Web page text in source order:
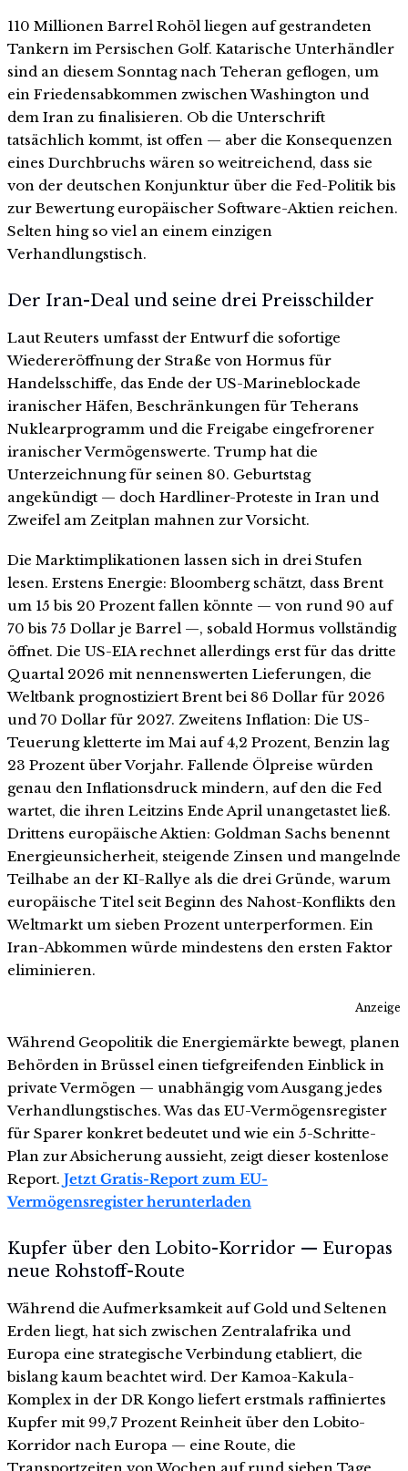
110 Millionen Barrel Rohöl liegen auf gestrandeten
Tankern im Persischen Golf. Katarische Unterhändler
sind an diesem Sonntag nach Teheran geflogen, um
ein Friedensabkommen zwischen Washington und
dem Iran zu finalisieren. Ob die Unterschrift
tatsächlich kommt, ist offen — aber die Konsequenzen
eines Durchbruchs wären so weitreichend, dass sie
von der deutschen Konjunktur über die Fed-Politik bis
zur Bewertung europäischer Software-Aktien reichen.
Selten hing so viel an einem einzigen
Verhandlungstisch.
Der Iran-Deal und seine drei Preisschilder
Laut Reuters umfasst der Entwurf die sofortige
Wiedereröffnung der Straße von Hormus für
Handelsschiffe, das Ende der US-Marineblockade
iranischer Häfen, Beschränkungen für Teherans
Nuklearprogramm und die Freigabe eingefrorener
iranischer Vermögenswerte. Trump hat die
Unterzeichnung für seinen 80. Geburtstag
angekündigt — doch Hardliner-Proteste in Iran und
Zweifel am Zeitplan mahnen zur Vorsicht.
Die Marktimplikationen lassen sich in drei Stufen
lesen. Erstens Energie: Bloomberg schätzt, dass Brent
um 15 bis 20 Prozent fallen könnte — von rund 90 auf
70 bis 75 Dollar je Barrel —, sobald Hormus vollständig
öffnet. Die US-EIA rechnet allerdings erst für das dritte
Quartal 2026 mit nennenswerten Lieferungen, die
Weltbank prognostiziert Brent bei 86 Dollar für 2026
und 70 Dollar für 2027. Zweitens Inflation: Die US-
Teuerung kletterte im Mai auf 4,2 Prozent, Benzin lag
23 Prozent über Vorjahr. Fallende Ölpreise würden
genau den Inflationsdruck mindern, auf den die Fed
wartet, die ihren Leitzins Ende April unangetastet ließ.
Drittens europäische Aktien: Goldman Sachs benennt
Energieunsicherheit, steigende Zinsen und mangelnde
Teilhabe an der KI-Rallye als die drei Gründe, warum
europäische Titel seit Beginn des Nahost-Konflikts den
Weltmarkt um sieben Prozent unterperformen. Ein
Iran-Abkommen würde mindestens den ersten Faktor
eliminieren.
Anzeige
Während Geopolitik die Energiemärkte bewegt, planen
Behörden in Brüssel einen tiefgreifenden Einblick in
private Vermögen — unabhängig vom Ausgang jedes
Verhandlungstisches. Was das EU-Vermögensregister
für Sparer konkret bedeutet und wie ein 5-Schritte-
Plan zur Absicherung aussieht, zeigt dieser kostenlose
Report. Jetzt Gratis-Report zum EU-
Vermögensregister herunterladen
Kupfer über den Lobito-Korridor — Europas
neue Rohstoff-Route
Während die Aufmerksamkeit auf Gold und Seltenen
Erden liegt, hat sich zwischen Zentralafrika und
Europa eine strategische Verbindung etabliert, die
bislang kaum beachtet wird. Der Kamoa-Kakula-
Komplex in der DR Kongo liefert erstmals raffiniertes
Kupfer mit 99,7 Prozent Reinheit über den Lobito-
Korridor nach Europa — eine Route, die